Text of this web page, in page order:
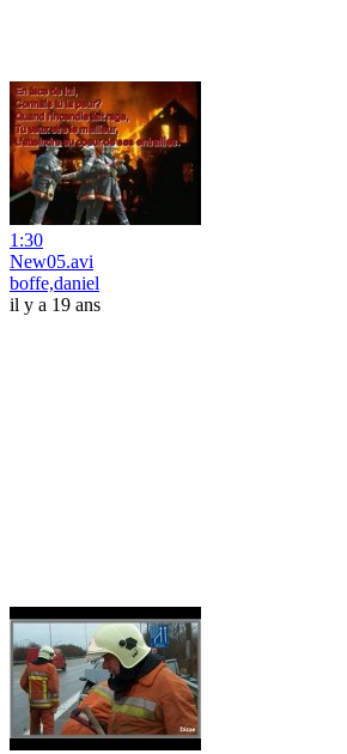
1:30
New05.avi
boffe,daniel
il y a 19 ans